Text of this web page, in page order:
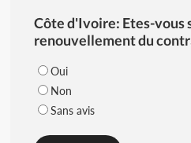
Côte d'Ivoire: Etes-vous
renouvellement du
Oui
Non
Sans avis